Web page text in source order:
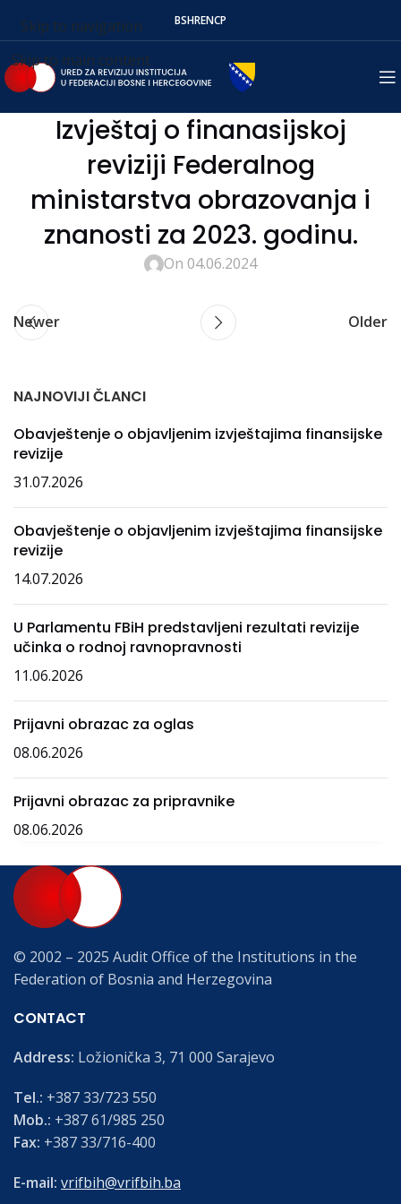
Skip to navigation
Skip to main content
BSHRENСР
Izvještaj o finanasijskoj
reviziji Federalnog
ministarstva obrazovanja i
znanosti za 2023. godinu.
On 04.06.2024
Newer Older
NAJNOVIJI ČLANCI
Obavještenje o objavljenim izvještajima finansijske
revizije
31.07.2026
Obavještenje o objavljenim izvještajima finansijske
revizije
14.07.2026
U Parlamentu FBiH predstavljeni rezultati revizije
učinka o rodnoj ravnopravnosti
11.06.2026
Prijavni obrazac za oglas
08.06.2026
Prijavni obrazac za pripravnike
08.06.2026
© 2002 – 2025 Audit Office of the Institutions in the
Federation of Bosnia and Herzegovina
CONTACT
Address: Ložionička 3, 71 000 Sarajevo
Tel.: +387 33/723 550
Mob.: +387 61/985 250
Fax: +387 33/716-400
E-mail: vrifbih@vrifbih.ba